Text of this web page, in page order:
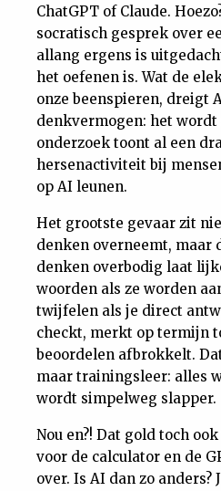
ChatGPT of Claude.
socratisch gesprek over
allang ergens is
het oefenen is. Wat de
onze beenspieren, dreigt
denkvermogen: het
onderzoek toont al een
hersenactiviteit bij
op AI leunen.
Het grootste gevaar zit
denken overneemt, maar
denken overbodig laat
woorden als ze worden
twijfelen als je direct
checkt, merkt op termijn
beoordelen afbrokkelt.
maar trainingsleer: alles
wordt simpelweg slapper.
Nou en?! Dat gold toch
voor de calculator en de
over. Is AI dan zo anders?